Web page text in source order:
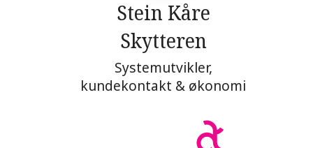
Stein Kåre
Skytteren
Systemutvikler,
kundekontakt & økonomi